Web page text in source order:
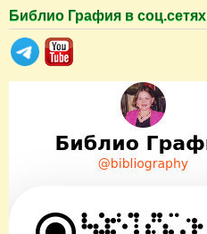
Библио Графия в соц.сетях